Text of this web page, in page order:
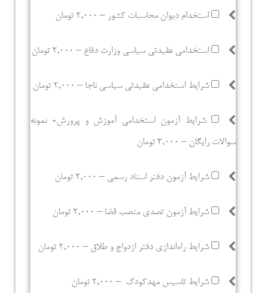
استخدام دیوان محاسبات کشور – 2,000 تومان
استخدامی عقیدتی سیاسی وزارت دفاع – 2,000 تومان
شرایط استخدامی عقیدتی سیاسی ناجا – 2,000 تومان
شرایط آزمون استخدامی آموزش و پرورش+ نمونه
سوالات رایگان – 3,000 تومان
شرایط آزمون دفتر اسناد رسمی – 2,000 تومان
شرایط آزمون تصدی منصب قضا – 2,000 تومان
شرایط راه‌اندازی دفتر ازدواج و طلاق – 2,000 تومان
شرایط تاسیس مهدکودک – 2,000 تومان